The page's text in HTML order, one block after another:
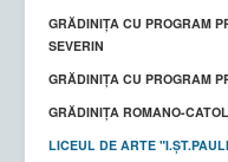
GRĂDINIȚA CU PROGRAM
SEVERIN
GRĂDINIȚA CU PROGRAM
GRĂDINIŢA ROMANO-
LICEUL DE ARTE